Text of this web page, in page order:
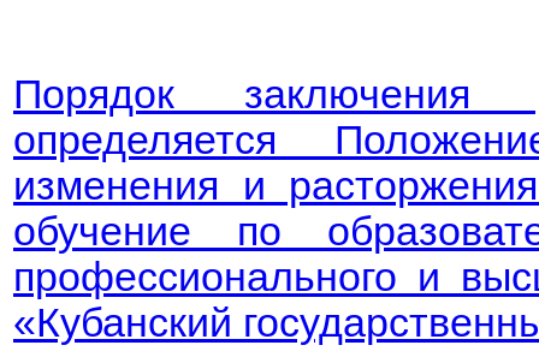
Порядок заключения
определяется
изменения и
обучение по
профессионального и
«Кубанский